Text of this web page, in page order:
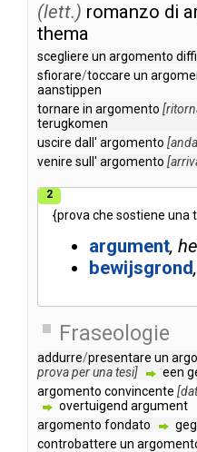
(lett.) romanzo di
thema
scegliere un argomento
sfiorare/toccare un
aanstippen
tornare in argomento [
terugkomen
uscire dall' argomento [
venire sull' argomento [
2
{prova che sostiene una
argument
bewijsgrond
Fraseologie
addurre/presentare un
provaperunatesi] een
argomento convincente [
overtuigend argument
argomento fondato
controbattere un